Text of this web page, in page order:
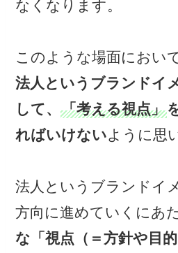
なくなります。
このような場面におい
法人というブランドイ
して、「考える視点」
ればいけないように思
法人というブランドイ
方向に進めていくにあ
な「視点（＝方針や目的